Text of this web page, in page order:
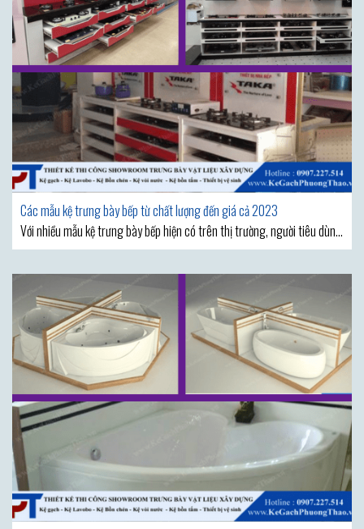
Các mẫu kệ trưng bày bếp từ chất lượng đến giá cả 2023
Với nhiều mẫu kệ trưng bày bếp hiện có trên thị trường, người tiêu dùng
sẽ có rất nhiều sự lựa chọn về chất lượng và giá cả. Tuy nhiên, để chọn
được một mẫu kệ trưng bày bếp phù hợp với phong cách thiết kế nội
thất và đáp ứng nhu cầu sử dụng,